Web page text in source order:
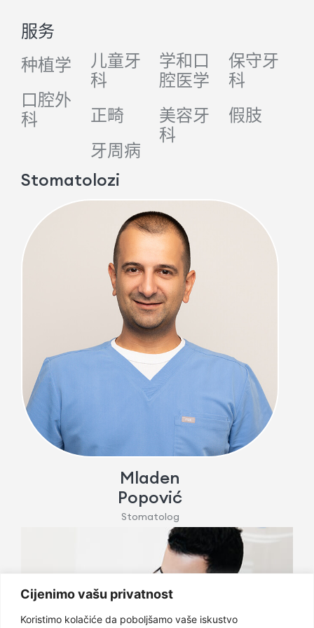
Cijenimo vašu privatnost
Koristimo kolačiće da poboljšamo vaše iskustvo
服务
种植学
口腔外
科
儿童牙
科
正畸
牙周病
学和口
腔医学
美容牙
科
保守牙
科
假肢
Stomatolozi
Mladen
Popović
Stomatolog